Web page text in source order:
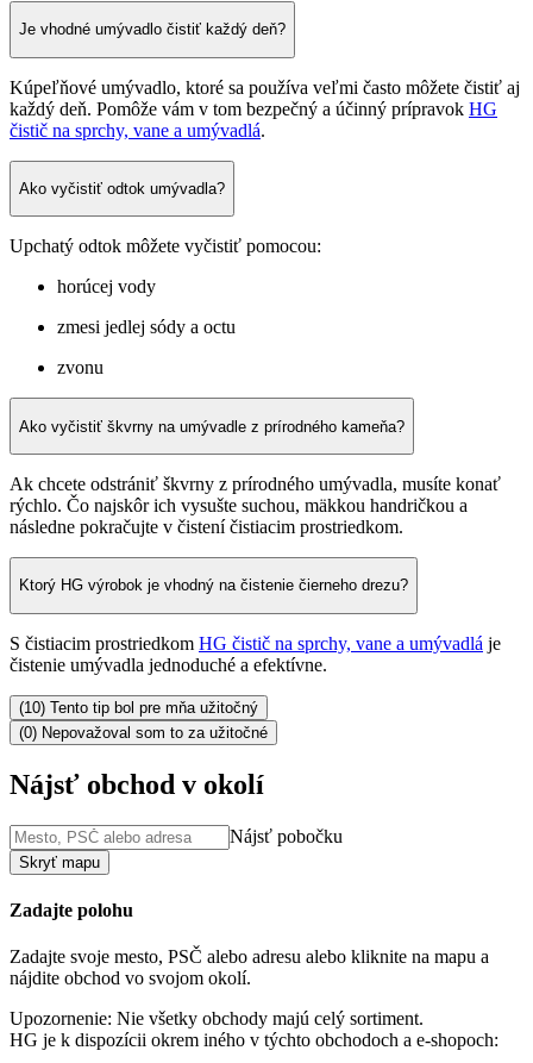
Je vhodné umývadlo čistiť každý deň?
Kúpeľňové umývadlo, ktoré sa používa veľmi často môžete čistiť aj
každý deň. Pomôže vám v tom bezpečný a účinný prípravok HG
čistič na sprchy, vane a umývadlá.
Ako vyčistiť odtok umývadla?
Upchatý odtok môžete vyčistiť pomocou:
horúcej vody
zmesi jedlej sódy a octu
zvonu
Ako vyčistiť škvrny na umývadle z prírodného kameňa?
Ak chcete odstrániť škvrny z prírodného umývadla, musíte konať
rýchlo. Čo najskôr ich vysušte suchou, mäkkou handričkou a
následne pokračujte v čistení čistiacim prostriedkom.
Ktorý HG výrobok je vhodný na čistenie čierneho drezu?
S čistiacim prostriedkom HG čistič na sprchy, vane a umývadlá je
čistenie umývadla jednoduché a efektívne.
(10) Tento tip bol pre mňa užitočný
(0) Nepovažoval som to za užitočné
Nájsť obchod v okolí
Nájsť pobočku
Skryť mapu
Zadajte polohu
Zadajte svoje mesto, PSČ alebo adresu alebo kliknite na mapu a
nájdite obchod vo svojom okolí.
Upozornenie: Nie všetky obchody majú celý sortiment.
HG je k dispozícii okrem iného v týchto obchodoch a e-shopoch: